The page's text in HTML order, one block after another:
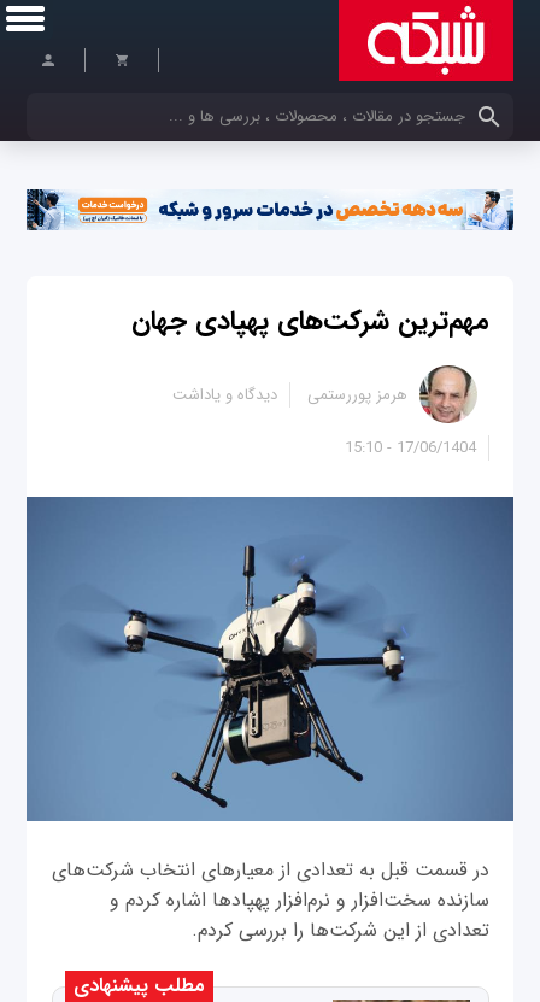
کلمات کلیدی خود را وارد کنید
مهم‌ترین شرکت‌های پهپادی جهان
17/06/1404 - 15:10
هرمز پوررستمی دیدگاه و یاداشت
در قسمت قبل به تعدادی از معیارهای انتخاب شرکت‌های
سازنده سخت‌افزار و نرم‌افزار پهپادها اشاره کردم و
تعدادی از این شرکت‌ها را بررسی کردم.
مطلب پیشنهادی